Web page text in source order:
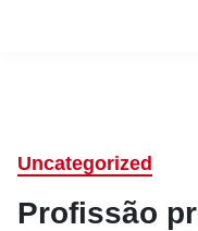
Uncategorized
Profissão